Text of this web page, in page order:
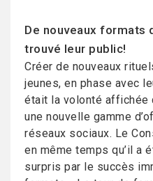
De nouveaux formats
trouvé leur public!
Créer de nouveaux
jeunes, en phase avec
était la volonté affichée
une nouvelle gamme
réseaux sociaux. Le
en même temps qu’il a
surpris par le succès